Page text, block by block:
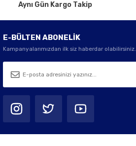
Aynı Gün Kargo Takip
E-BÜLTEN ABONELİK
Kampanyalarımızdan ilk siz haberdar olabilirsiniz.